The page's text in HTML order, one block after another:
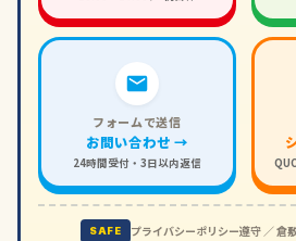
フォームで送信
お問い合わせ →
24時間受付・3日以内返信
SAFE プライバシーポリシー遵守 ／ 倉